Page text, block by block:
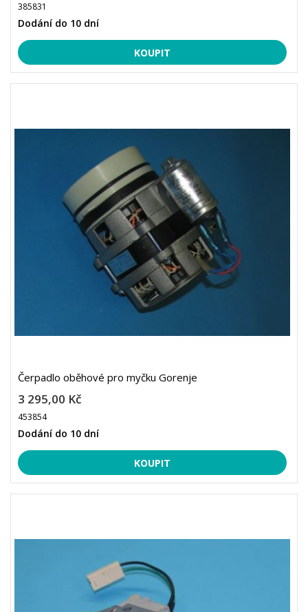
385831
Dodání do 10 dní
Čerpadlo oběhové pro myčku Gorenje
3 295,00 Kč
453854
Dodání do 10 dní